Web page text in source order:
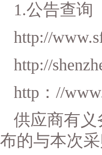
1.公告查询
http://
http://
http ： //
供应商有义
布的与本次